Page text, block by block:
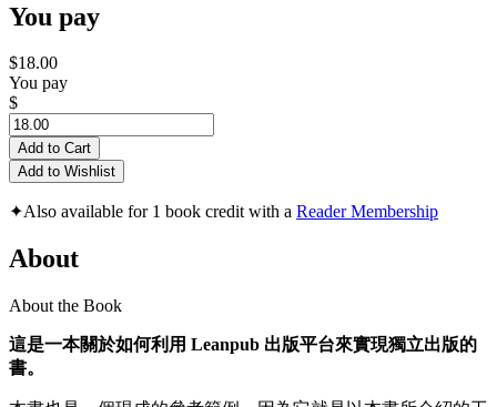
You pay
$18.00
You pay
$
Add to Cart
Add to Wishlist
✦Also available for 1 book credit with a Reader Membership
About
About the Book
這是一本關於如何利用 Leanpub 出版平台來實現獨立出版的
書。